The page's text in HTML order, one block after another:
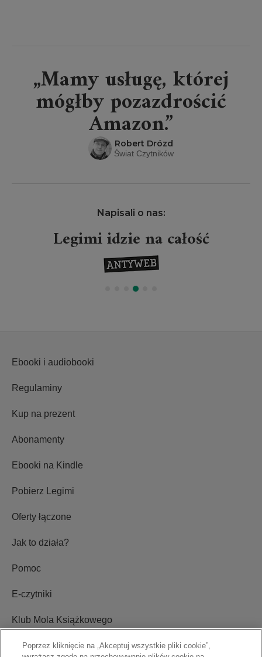
„Mamy usługę, której
mógłby pozazdrościć
Amazon.”
Robert Drózd
Świat Czytników
Napisali o nas:
Legimi idzie na całość
Ebooki i audiobooki
Regulaminy
Kup na prezent
Abonamenty
Ebooki na Kindle
Pobierz Legimi
Oferty łączone
Jak to działa?
Pomoc
E-czytniki
Klub Mola Książkowego
Ustawienia plików cookie
Poprzez kliknięcie na „Akceptuj wszystkie pliki cookie”,